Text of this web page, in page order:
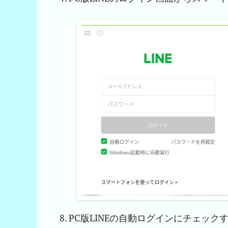
PC版LINEの自動ログインにチェック